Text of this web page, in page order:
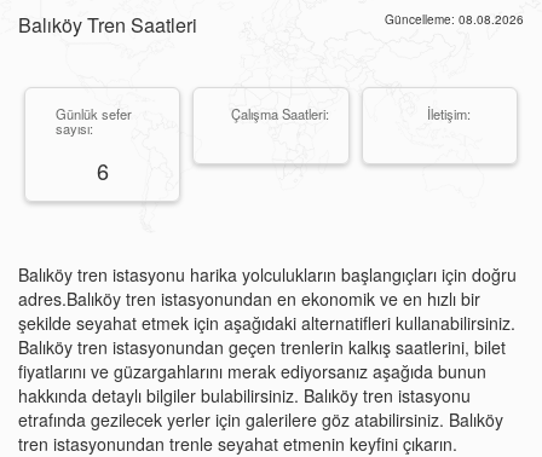
Balıköy Tren Saatleri Güncelleme: 08.08.2026
Günlük sefer
sayısı:
6
Çalışma Saatleri: İletişim:
Balıköy tren istasyonu harika yolculukların başlangıçları için doğru
adres.Balıköy tren istasyonundan en ekonomik ve en hızlı bir
şekilde seyahat etmek için aşağıdaki alternatifleri kullanabilirsiniz.
Balıköy tren istasyonundan geçen trenlerin kalkış saatlerini, bilet
fiyatlarını ve güzargahlarını merak ediyorsanız aşağıda bunun
hakkında detaylı bilgiler bulabilirsiniz. Balıköy tren istasyonu
etrafında gezilecek yerler için galerilere göz atabilirsiniz. Balıköy
tren istasyonundan trenle seyahat etmenin keyfini çıkarın.